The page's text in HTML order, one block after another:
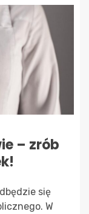
– zrób
się
W